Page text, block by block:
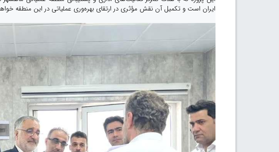
ایران است و تکمیل آن نقش مؤثری در ارتقای بهره‌وری عملیاتی در این منطقه